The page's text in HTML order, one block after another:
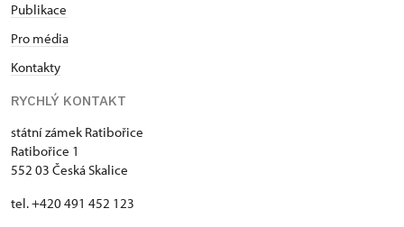
Publikace
Pro média
Kontakty
RYCHLÝ KONTAKT
státní zámek Ratibořice
Ratibořice 1
552 03 Česká Skalice
tel. +420 491 452 123